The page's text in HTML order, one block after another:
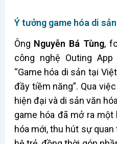
Ý tưởng game hóa di sản
Ông Nguyễn Bá Tùng,
công nghệ Outing
“Game hóa di sản tại
đầy tiềm năng”. Qua
hiện đại và di sản văn
game hóa đã mở ra
hóa mới, thu hút sự